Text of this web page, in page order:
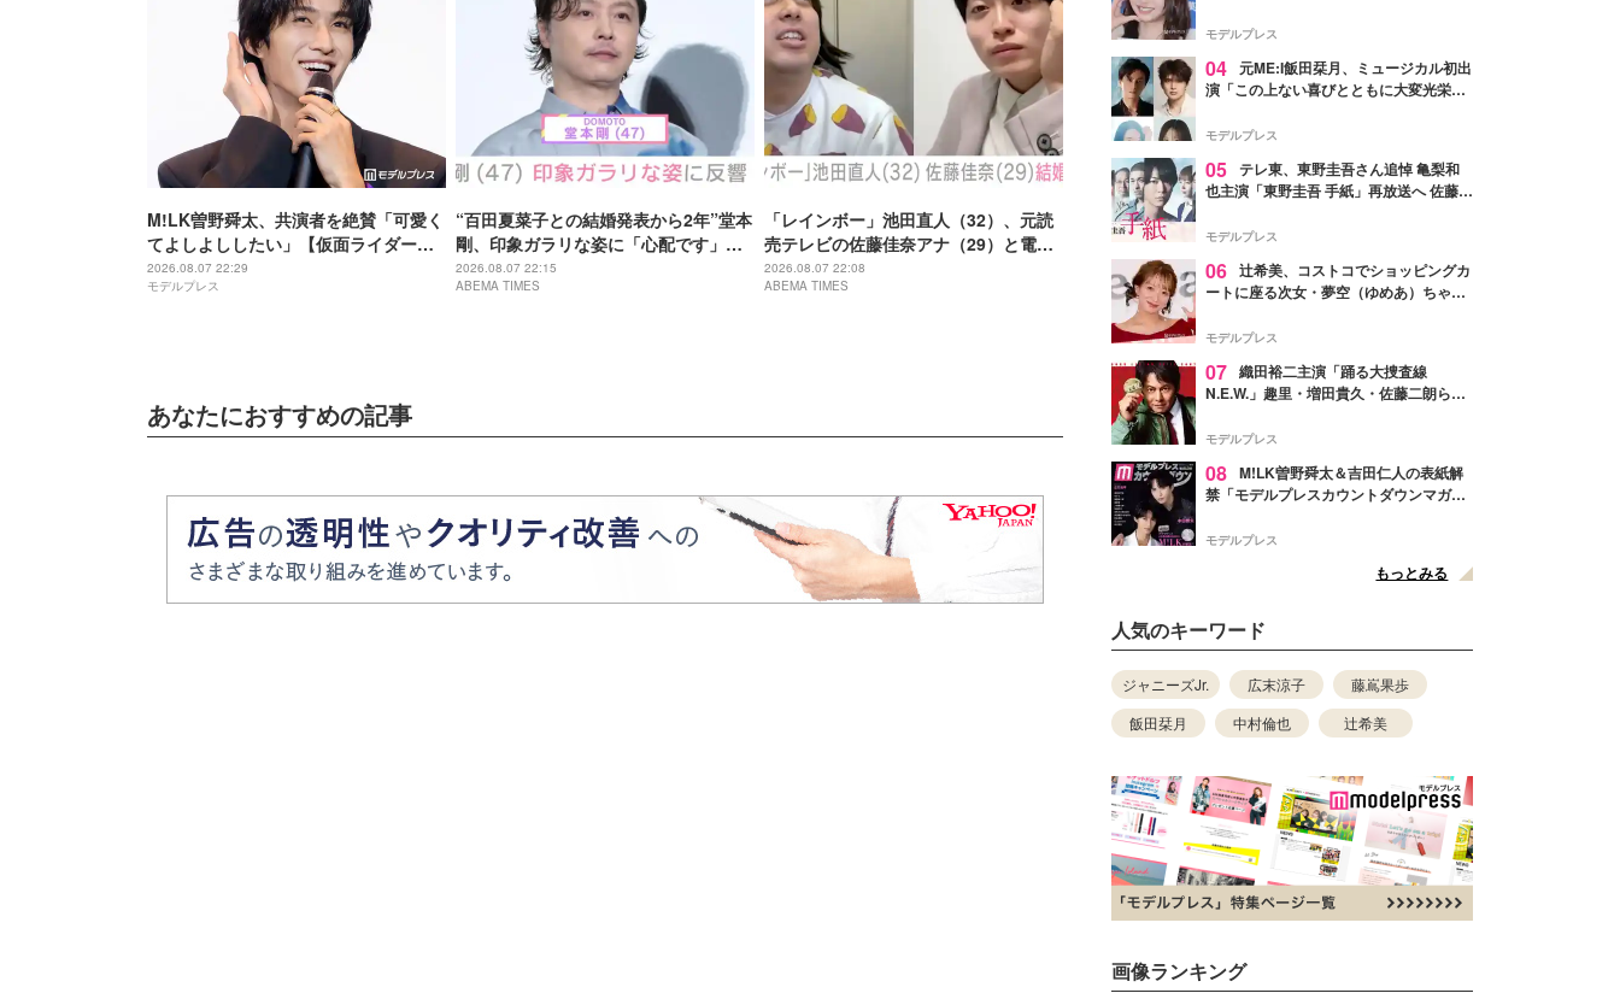
M!LK曽野舜太、共演者を絶賛「可愛く
てよしよししたい」【仮面ライダーゼ
ッツ さよならのミッション】
2026.08.07 22:29
モデルプレス
“百田夏菜子との結婚発表から2年”堂本
剛、印象ガラリな姿に「心配です」
「匂わせなの？」などさまざまな声
2026.08.07 22:15
ABEMA TIMES
「レインボー」池田直人（32）、元読
売テレビの佐藤佳奈アナ（29）と電撃
結婚「ジャンボより先とは」「かなり
びっくり！」など驚きの声
2026.08.07 22:08
ABEMA TIMES
あなたにおすすめの記事
モデルプレス
04 元ME:I飯田栞月、ミュージカル初出
演「この上ない喜びとともに大変光栄」
ャスト発表
モデルプレス
05 テレ東、東野圭吾さん追悼 亀梨和
也主演「東野圭吾 手紙」再放送へ 佐藤隆
モデルプレス
06 辻希美、コストコでショッピングカ
ートに座る次女・夢空（ゆめあ）ちゃん
ぎ」「成長を感じる」の声
モデルプレス
07 織田裕二主演「踊る大捜査線
N.E.W.」趣里・増田貴久・佐藤二朗ら新
徴する“謎のキーワード”も
モデルプレス
08 M!LK曽野舜太＆吉田仁人の表紙解
禁「モデルプレスカウントダウンマガジ
モデルプレス
もっとみる
人気のキーワード
ジャニーズJr. 広末涼子
藤嶌果歩
飯田栞月
中村倫也 辻希美
画像ランキング